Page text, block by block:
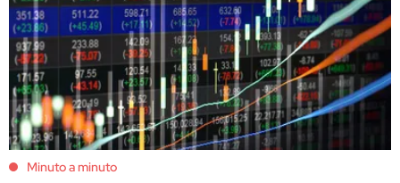
Minuto a minuto